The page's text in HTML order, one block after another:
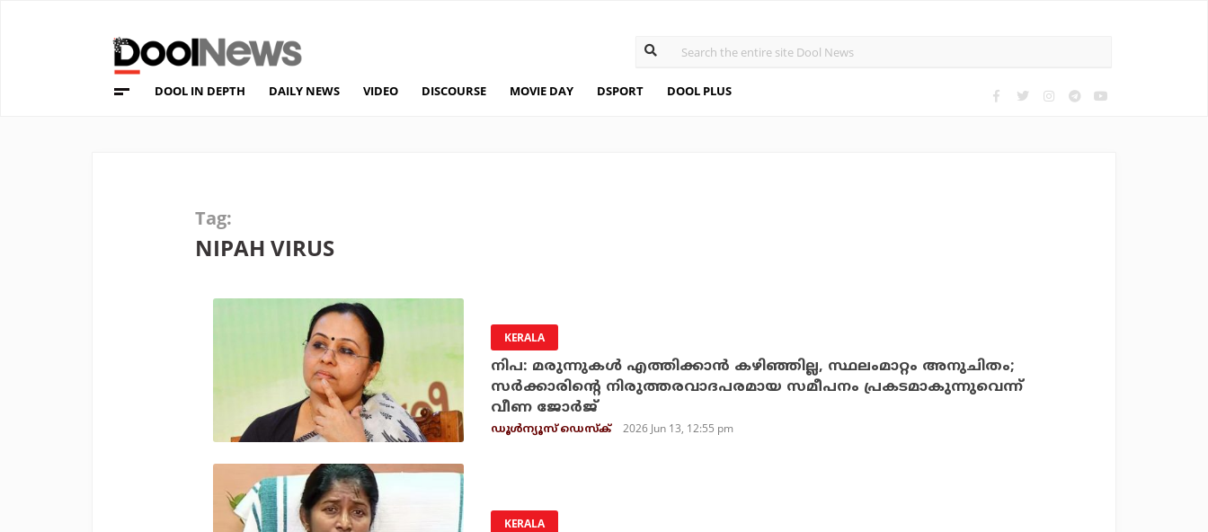
DOOL IN DEPTH DAILY NEWS VIDEO DISCOURSE MOVIE DAY DSPORT DOOL PLUS
Tag:
NIPAH VIRUS
KERALA
നിപ: മരുന്നുകള്‍ എത്തിക്കാന്‍ കഴിഞ്ഞില്ല, സ്ഥലംമാറ്റം അനുചിതം;
സര്‍ക്കാരിന്റെ നിരുത്തരവാദപരമായ സമീപനം പ്രകടമാകുന്നുവെന്ന്
വീണ ജോര്‍ജ്
ഡൂള്‍ന്യൂസ് ഡെസ്‌ക് 2026 Jun 13, 12:55 pm
KERALA